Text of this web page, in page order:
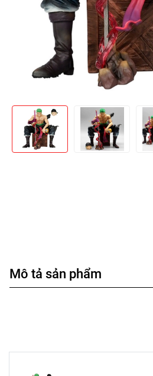
Mô tả sản phẩm